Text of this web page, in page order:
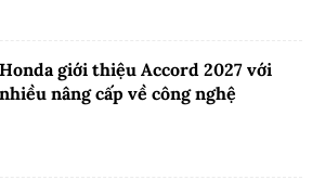
Honda giới thiệu Accord 2027 với
nhiều nâng cấp về công nghệ